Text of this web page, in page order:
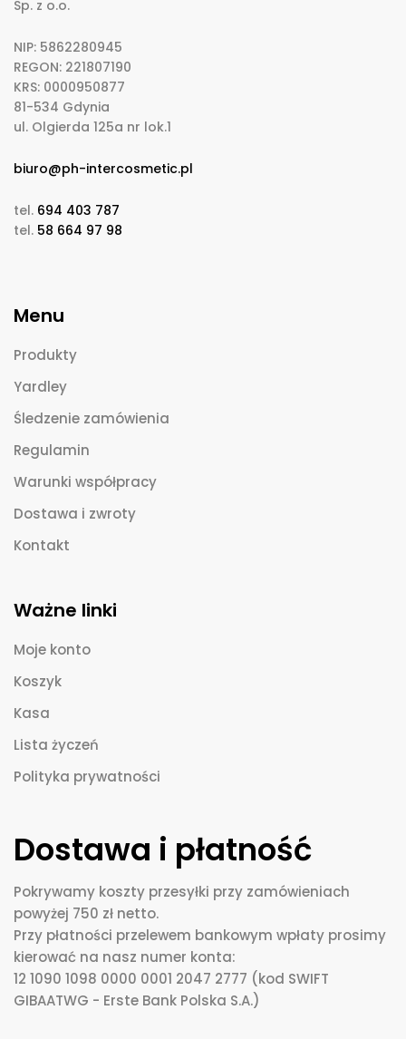
Sp. z o.o.
NIP: 5862280945
REGON: 221807190
KRS: 0000950877
81-534 Gdynia
ul. Olgierda 125a nr lok.1
biuro@ph-intercosmetic.pl
tel. 694 403 787
tel. 58 664 97 98
Menu
Produkty
Yardley
Śledzenie zamówienia
Regulamin
Warunki współpracy
Dostawa i zwroty
Kontakt
Ważne linki
Moje konto
Koszyk
Kasa
Lista życzeń
Polityka prywatności
Dostawa i płatność
Pokrywamy koszty przesyłki przy zamówieniach
powyżej 750 zł netto.
Przy płatności przelewem bankowym wpłaty prosimy
kierować na nasz numer konta:
12 1090 1098 0000 0001 2047 2777 (kod SWIFT
GIBAATWG - Erste Bank Polska S.A.)